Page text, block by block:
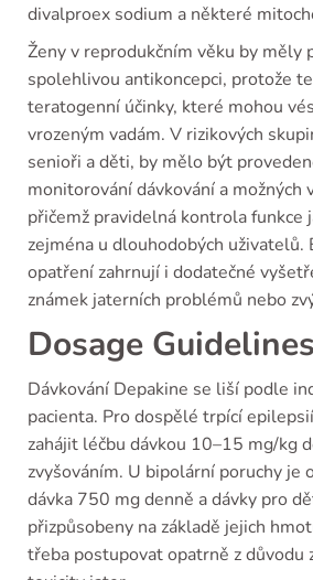
divalproex sodium a některé
Ženy v reprodukčním věku by měly
spolehlivou antikoncepci, protože
teratogenní účinky, které mohou
vrozeným vadám. V rizikových
senioři a děti, by mělo být
monitorování dávkování a možných
přičemž pravidelná kontrola funkce
zejména u dlouhodobých uživatelů.
opatření zahrnují i dodatečné
známek jaterních problémů nebo
Dosage Guidelines
Dávkování Depakine se liší podle
pacienta. Pro dospělé trpící
zahájit léčbu dávkou 10–15 mg/kg
zvyšováním. U bipolární poruchy je
dávka 750 mg denně a dávky pro
přizpůsobeny na základě jejich
třeba postupovat opatrně z důvodu